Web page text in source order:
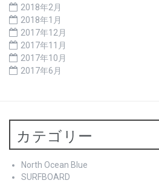
2018年2月
2018年1月
2017年12月
2017年11月
2017年10月
2017年6月
カテゴリー
North Ocean Blue
SURFBOARD